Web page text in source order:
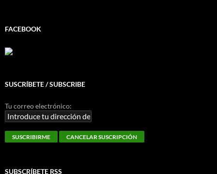
FACEBOOK
SUSCRÍBETE / SUBSCRIBE
Tu correo electrónico:
SUBSCRÍBETE RSS